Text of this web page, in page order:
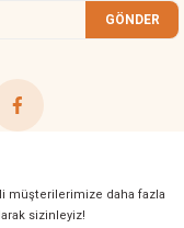
GÖNDER
müşterilerimize daha fazla
sizinleyiz!